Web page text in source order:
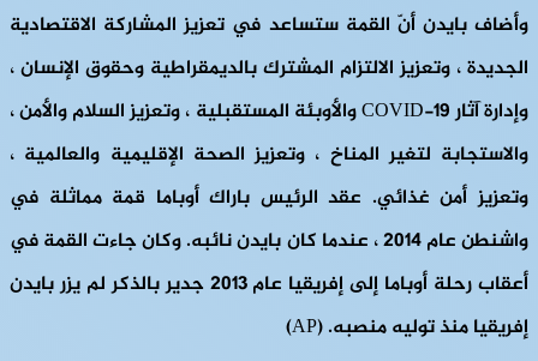
وأضاف بايدن أنّ القمة ستساعد في تعزيز المشاركة الاقتصادية
الجديدة ، وتعزيز الالتزام المشترك بالديمقراطية وحقوق الإنسان ،
وإدارة آثار COVID-19 والأوبئة المستقبلية ، وتعزيز السلام والأمن ،
والاستجابة لتغير المناخ ، وتعزيز الصحة الإقليمية والعالمية ،
وتعزيز أمن غذائي. عقد الرئيس باراك أوباما قمة مماثلة في
واشنطن عام 2014 ، عندما كان بايدن نائبه. وكان جاءت القمة في
أعقاب رحلة أوباما إلى إفريقيا عام 2013 جدير بالذكر لم يزر بايدن
إفريقيا منذ توليه منصبه. (AP)